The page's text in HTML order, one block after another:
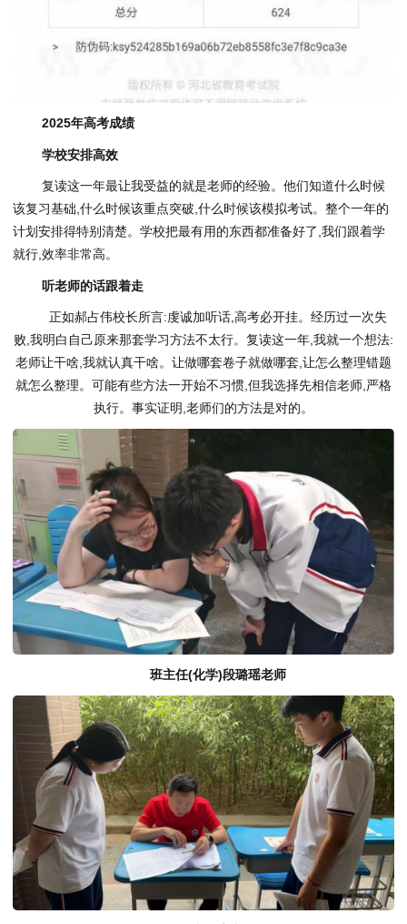
2025年高考成绩
学校安排高效
复读这一年最让我受益的就是老师的经验。他们知道什么时候
该复习基础,什么时候该重点突破,什么时候该模拟考试。整个一年的
计划安排得特别清楚。学校把最有用的东西都准备好了,我们跟着学
就行,效率非常高。
听老师的话跟着走
正如郝占伟校长所言:虔诚加听话,高考必开挂。经历过一次失
败,我明白自己原来那套学习方法不太行。复读这一年,我就一个想法:
老师让干啥,我就认真干啥。让做哪套卷子就做哪套,让怎么整理错题
就怎么整理。可能有些方法一开始不习惯,但我选择先相信老师,严格
执行。事实证明,老师们的方法是对的。
班主任(化学)段璐瑶老师